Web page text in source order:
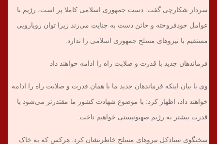
سردار شکارچی گفت: دست جمهوری اسلامی کاملا پر است، رژیم با
عوامل خودفروخته و خائن دست به جنایت می‌زند زیرا توان رویارویی
مستقیم با نیروهای مسلح جمهوری اسلامی را ندارد.
فرماندهان جدید با قدرت و صلابت راه را ادامه خواهند داد
وی با بیان اینکه فرماندهان جدید ما با همان قدرت و صلابت راه را ادامه
خواهند داد، اظهار کرد: با موضوع شهادت کشور ما مقتدرتر می‌شود با
قدرت بیشتر به رژیم صهیونیستی خواهیم تاخت.
سخنگوی ستادکل نیروهای مسلح خاطرنشان کرد: هرکس که به خاک